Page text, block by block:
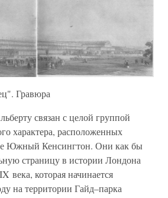
Гравюра
связан с целой группой
характера, расположенных
Южный Кенсингтон. Они как бы
страницу в истории Лондона
века, которая начинается
на территории Гайд–парка